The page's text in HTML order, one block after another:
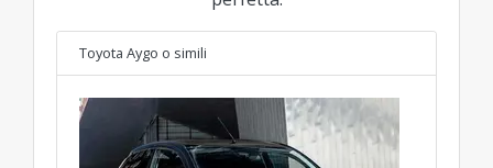
Toyota Aygo o simili